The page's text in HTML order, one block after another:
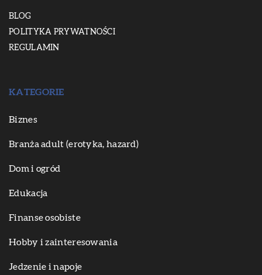
BLOG
POLITYKA PRYWATNOŚCI
REGULAMIN
KATEGORIE
Biznes
Branża adult (erotyka, hazard)
Dom i ogród
Edukacja
Finanse osobiste
Hobby i zainteresowania
Jedzenie i napoje